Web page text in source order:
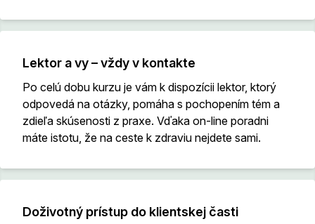
Lektor a vy – vždy v kontakte
Po celú dobu kurzu je vám k dispozícii lektor, ktorý
odpovedá na otázky, pomáha s pochopením tém a
zdieľa skúsenosti z praxe. Vďaka on-line poradni
máte istotu, že na ceste k zdraviu nejdete sami.
Doživotný prístup do klientskej časti